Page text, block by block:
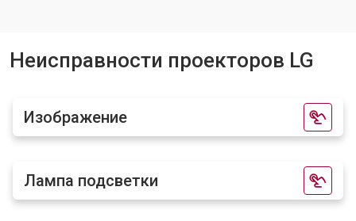
Неисправности проекторов LG
Изображение
Лампа подсветки